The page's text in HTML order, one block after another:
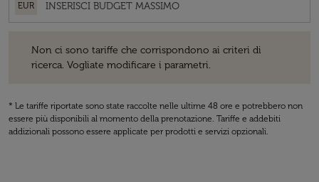
EUR
Non ci sono tariffe che corrispondono ai criteri di
ricerca. Vogliate modificare i parametri.
* Le tariffe riportate sono state raccolte nelle ultime 48 ore e potrebbero non
essere più disponibili al momento della prenotazione. Tariffe e addebiti
addizionali possono essere applicate per prodotti e servizi opzionali.